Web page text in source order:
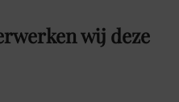
wij deze